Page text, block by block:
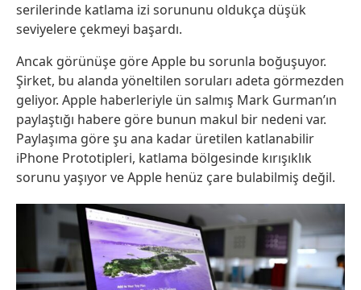
serilerinde katlama izi sorununu oldukça düşük
seviyelere çekmeyi başardı.
Ancak görünüşe göre Apple bu sorunla boğuşuyor.
Şirket, bu alanda yöneltilen soruları adeta görmezden
geliyor. Apple haberleriyle ün salmış Mark Gurman’ın
paylaştığı habere göre bunun makul bir nedeni var.
Paylaşıma göre şu ana kadar üretilen katlanabilir
iPhone Prototipleri, katlama bölgesinde kırışıklık
sorunu yaşıyor ve Apple henüz çare bulabilmiş değil.